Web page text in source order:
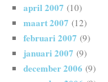
april 2007 (10)
maart 2007 (12)
februari 2007 (9)
januari 2007 (9)
december 2006 (9)